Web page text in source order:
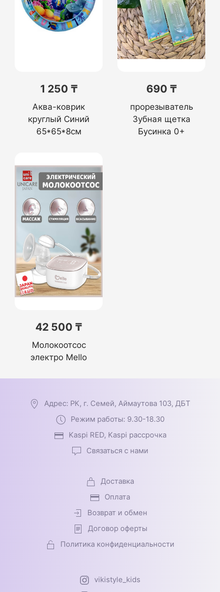
1 250 ₸
Аква-коврик
круглый Синий
65*65*8см
690 ₸
прорезыватель
Зубная щетка
Бусинка 0+
42 500 ₸
Молокоотсос
электро Mello
Адрес: РК, г. Семей, Аймаутова 103, ДБТ
Режим работы: 9.30-18.30
Kaspi RED, Kaspi рассрочка
Связаться с нами
Доставка
Оплата
Возврат и обмен
Договор оферты
Политика конфиденциальности
vikistyle_kids